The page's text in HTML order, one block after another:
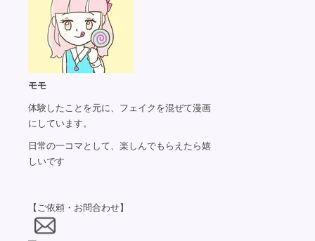
モモ
体験したことを元に、フェイクを混ぜて漫画
にしています。
日常の一コマとして、楽しんでもらえたら嬉
しいです
【ご依頼・お問合わせ】